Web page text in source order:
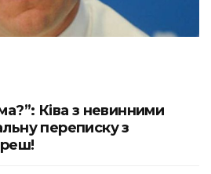
Ківа з невинними
переписку з